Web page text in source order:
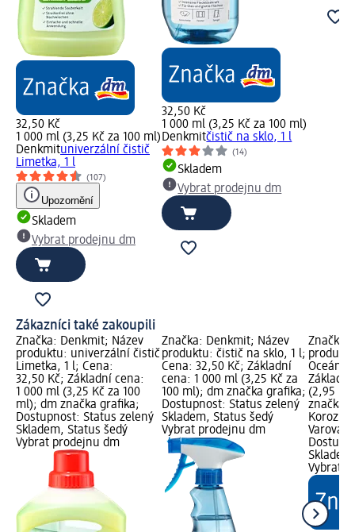
32,50 Kč
1 000 ml (3,25 Kč za 100 ml)
Denkmituniverzální čistič
Limetka, 1 l
(107)
Upozornění
Skladem
Vybrat prodejnu dm
32,50 Kč
1 000 ml (3,25 Kč za 100 ml)
Denkmitčistič na sklo, 1 l
(14)
Skladem
Vybrat prodejnu dm
Zákazníci také zakoupili
Značka: Denkmit; Název
produktu: univerzální čistič
Limetka, 1 l; Cena:
32,50 Kč; Základní cena:
1 000 ml (3,25 Kč za 100
ml); dm značka grafika;
Dostupnost: Status zelený
Skladem, Status šedý
Vybrat prodejnu dm
Značka: Denkmit; Název
produktu: čistič na sklo, 1 l;
Cena: 32,50 Kč; Základní
cena: 1 000 ml (3,25 Kč za
100 ml); dm značka grafika;
Dostupnost: Status zelený
Skladem, Status šedý
Vybrat prodejnu dm
Značka:
Oceán,
(2,95 Kč
značka
Vybrat